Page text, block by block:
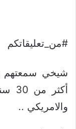
#من_تعليقاتكم
شيخي سمعتهم
والامريكي ..